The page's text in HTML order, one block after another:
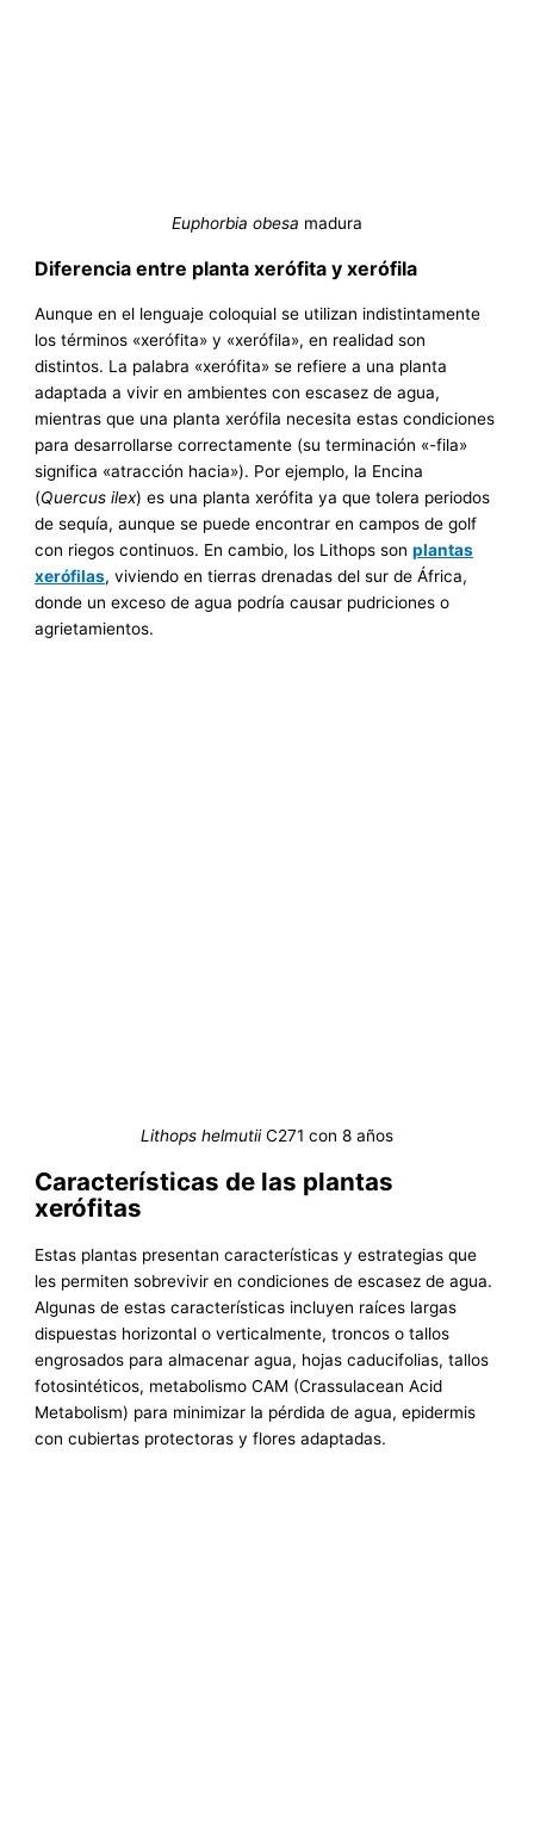
Euphorbia obesa madura
Diferencia entre planta xerófita y xerófila
Aunque en el lenguaje coloquial se utilizan indistintamente
los términos «xerófita» y «xerófila», en realidad son
distintos. La palabra «xerófita» se refiere a una planta
adaptada a vivir en ambientes con escasez de agua,
mientras que una planta xerófila necesita estas condiciones
para desarrollarse correctamente (su terminación «-fila»
significa «atracción hacia»). Por ejemplo, la Encina
(Quercus ilex) es una planta xerófita ya que tolera periodos
de sequía, aunque se puede encontrar en campos de golf
con riegos continuos. En cambio, los Lithops sonplantas
xerófilas, viviendo en tierras drenadas del sur de África,
donde un exceso de agua podría causar pudriciones o
agrietamientos.
Lithops helmutiiC271 con 8 años
Características de las plantas
xerófitas
Estas plantas presentan características y estrategias que
les permiten sobrevivir en condiciones de escasez de agua.
Algunas de estas características incluyen raíces largas
dispuestas horizontal o verticalmente, troncos o tallos
engrosados para almacenar agua, hojas caducifolias, tallos
fotosintéticos, metabolismo CAM (Crassulacean Acid
Metabolism) para minimizar la pérdida de agua, epidermis
con cubiertas protectoras y flores adaptadas.